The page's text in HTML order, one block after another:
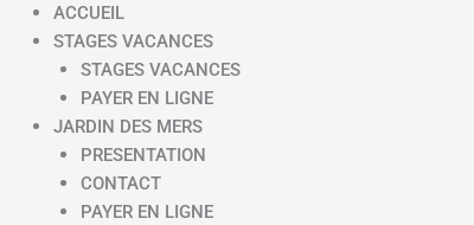
ACCUEIL
STAGES VACANCES
STAGES VACANCES
PAYER EN LIGNE
JARDIN DES MERS
PRESENTATION
CONTACT
PAYER EN LIGNE